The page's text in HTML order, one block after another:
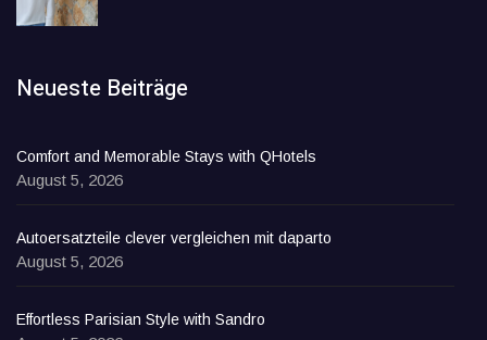
Neueste Beiträge
Comfort and Memorable Stays with QHotels
August 5, 2026
Autoersatzteile clever vergleichen mit daparto
August 5, 2026
Effortless Parisian Style with Sandro